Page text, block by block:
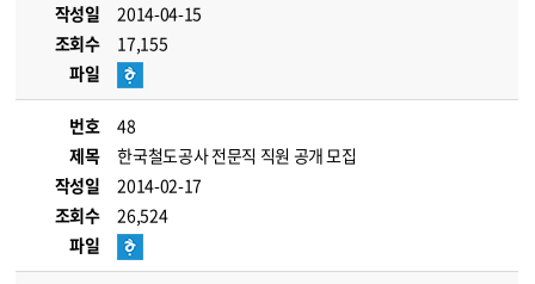
작성일
2014-04-15
조회수
17,155
파일
번호
48
제목
한국철도공사 전문직 직원 공개 모집
작성일
2014-02-17
조회수
26,524
파일